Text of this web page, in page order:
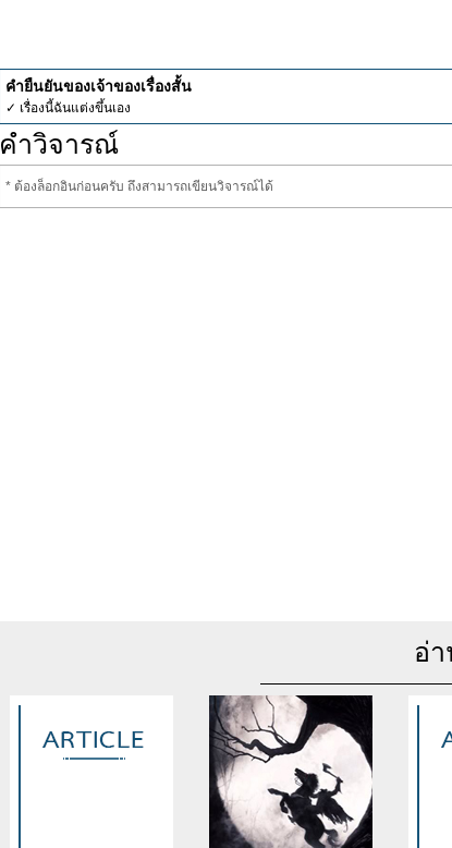
คำยืนยันของเจ้าของเรื่องสั้น
✓ เรื่องนี้ฉันแต่งขึ้นเอง
คำวิจารณ์
* ต้องล็อกอินก่อนครับ ถึงสามารถเขียนวิจารณ์ได้
อ่า